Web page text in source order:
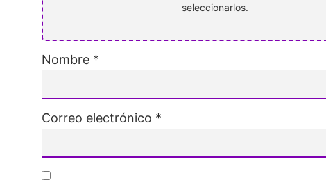
seleccionarlos.
Nombre *
Correo electrónico *